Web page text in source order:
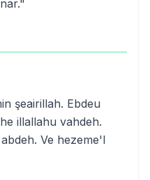
şeairillah. Ebdeu
illallahu vahdeh.
Ve hezeme'l